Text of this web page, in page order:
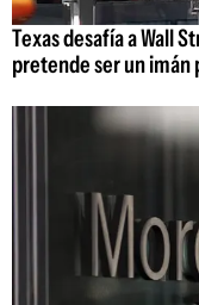
Texas desafía a Wall
pretende ser un imán